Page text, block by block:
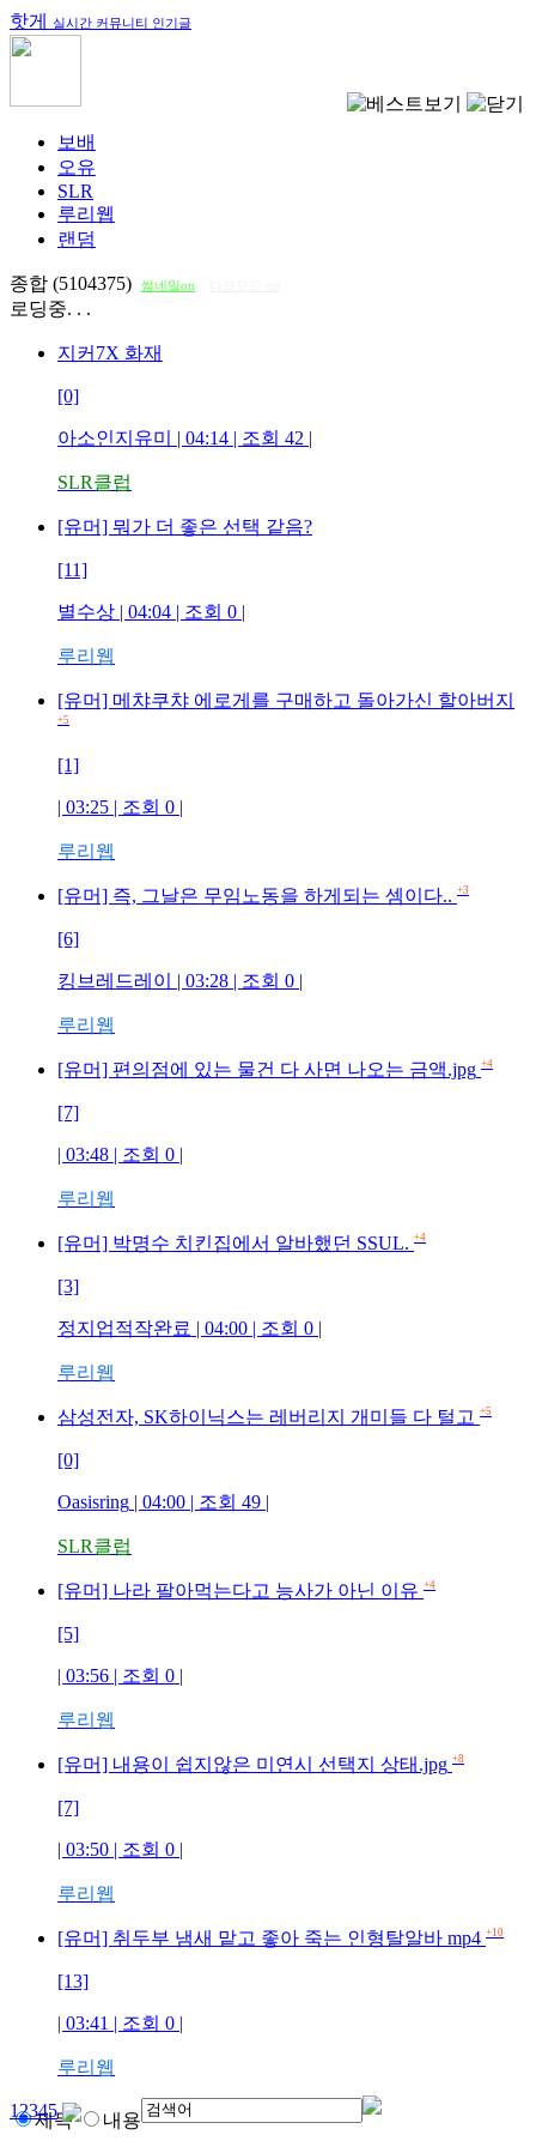
핫게 실시간 커뮤니티 인기글
보배
오유
SLR
루리웹
랜덤
종합 (5104375) 썸네일on
로딩중. . .
지커7X 화재
[0]
아소인지유미 | 04:14 | 조회 42 |
SLR클럽
[유머] 뭐가 더 좋은 선택 같음?
[11]
별수상 | 04:04 | 조회 0 |
루리웹
[유머] 메챠쿠챠 에로게를 구매하고 돌아가신 할아버지
+5
[1]
| 03:25 | 조회 0 |
루리웹
[유머] 즉, 그날은 무임노동을 하게되는 셈이다.. +3
[6]
킹브레드레이 | 03:28 | 조회 0 |
루리웹
[유머] 편의점에 있는 물건 다 사면 나오는 금액.jpg +4
[7]
| 03:48 | 조회 0 |
루리웹
[유머] 박명수 치킨집에서 알바했던 SSUL. +4
[3]
정지업적작완료 | 04:00 | 조회 0 |
루리웹
삼성전자, SK하이닉스는 레버리지 개미들 다 털고 +5
[0]
Oasisring | 04:00 | 조회 49 |
SLR클럽
[유머] 나라 팔아먹는다고 능사가 아닌 이유 +4
[5]
| 03:56 | 조회 0 |
루리웹
[유머] 내용이 쉽지않은 미연시 선택지 상태.jpg +8
[7]
| 03:50 | 조회 0 |
루리웹
[유머] 취두부 냄새 맡고 좋아 죽는 인형탈알바 mp4 +10
[13]
| 03:41 | 조회 0 |
루리웹
12345
제목 내용